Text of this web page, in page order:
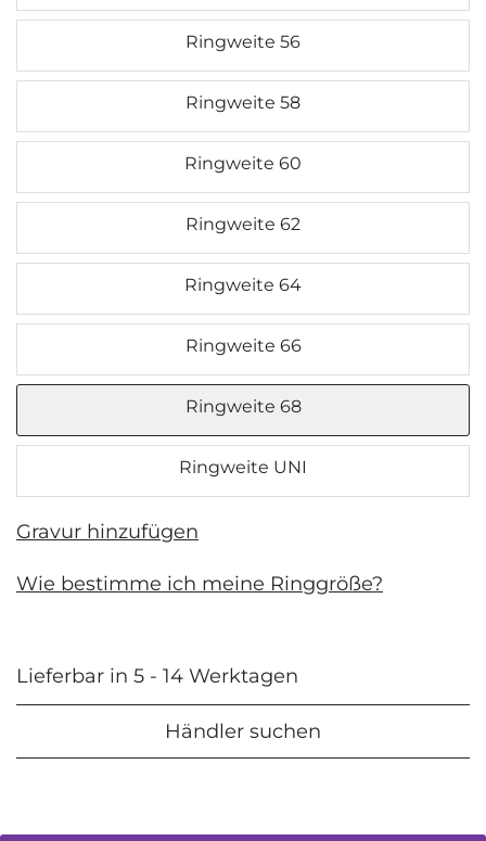
Ringweite 56
Ringweite 58
Ringweite 60
Ringweite 62
Ringweite 64
Ringweite 66
Ringweite 68
Ringweite UNI
Gravur hinzufügen
Wie bestimme ich meine Ringgröße?
Lieferbar in 5 - 14 Werktagen
Händler suchen